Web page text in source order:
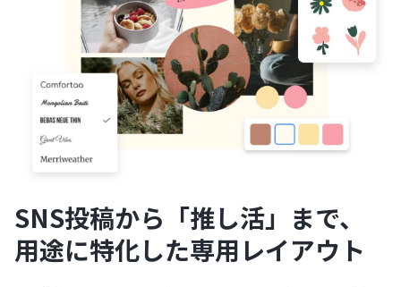
SNS投稿から「推し活」まで、
用途に特化した専用レイアウト